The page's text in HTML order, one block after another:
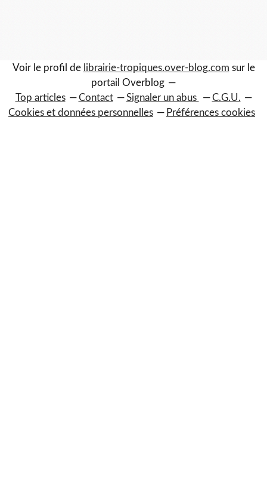
Voir le profil de librairie-tropiques.over-blog.com sur le
portail Overblog
Top articles
Contact Signaler un abus
C.G.U.
Cookies et données personnelles
Préférences cookies